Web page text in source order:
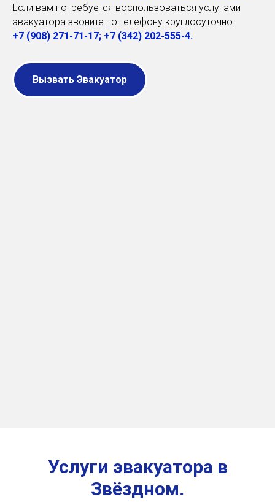
Если вам потребуется воспользоваться услугами
эвакуатора звоните по телефону круглосуточно:
+7 (908) 271-71-17; +7 (342) 202-555-4.
Вызвать Эвакуатор
Услуги эвакуатора в
Звёздном.